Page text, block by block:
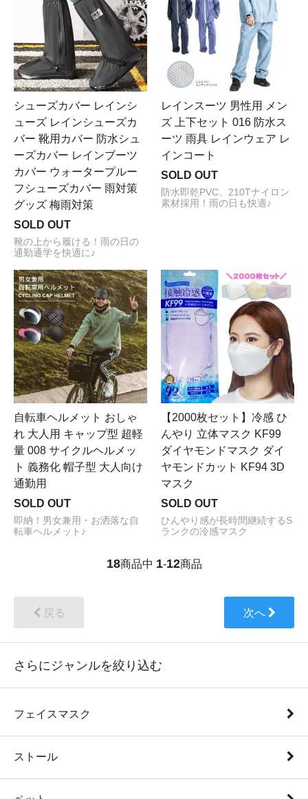
シューズカバー レインシ
ューズ レインシューズカ
バー 靴用カバー 防水シュ
ーズカバー レインブーツ
カバー ウォータープルー
フシューズカバー 雨対策
グッズ 梅雨対策
SOLD OUT
靴の上から履ける！雨の日の
通勤通学を快適に♪
レインスーツ 男性用 メン
ズ 上下セット 016 防水ス
ーツ 雨具 レインウェア レ
インコート
SOLD OUT
防水即乾PVC、210Tナイロン
素材採用！雨の日も快適♪
自転車ヘルメット おしゃ
れ 大人用 キャップ型 超軽
量 008 サイクルヘルメッ
ト 義務化 帽子型 大人向け
通勤用
SOLD OUT
即納！男女兼用・お洒落な自
転車ヘルメット♪
【2000枚セット】冷感 ひ
んやり 立体マスク KF99
ダイヤモンドマスク ダイ
ヤモンドカット KF94 3D
マスク
SOLD OUT
ひんやり感が長時間継続するS
ランクの冷感マスク
18商品中 1-12商品
戻る 次へ
さらにジャンルを絞り込む
フェイスマスク
ストール